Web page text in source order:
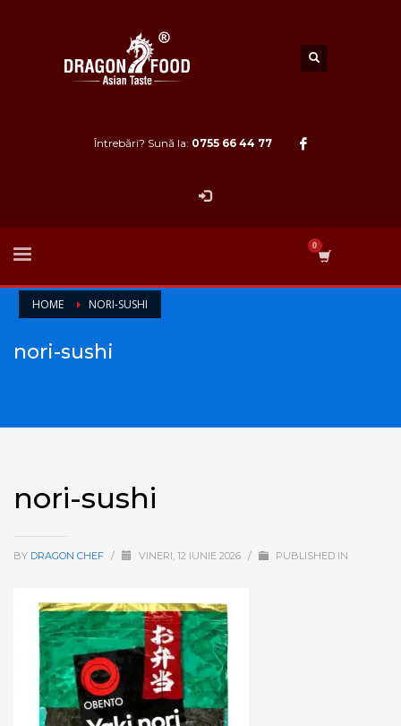
Întrebări? Sună la: 0755 66 44 77
HOME NORI-SUSHI
nori-sushi
nori-sushi
BY DRAGON CHEF / VINERI, 12 IUNIE 2026 / PUBLISHED IN